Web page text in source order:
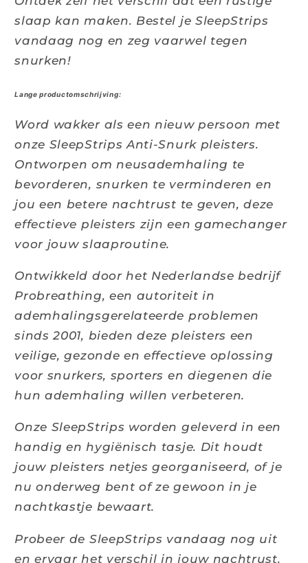
slaap kan maken. Bestel je SleepStrips
vandaag nog en zeg vaarwel tegen
snurken!
Lange productomschrijving:
Word wakker als een nieuw persoon met
onze SleepStrips Anti-Snurk pleisters.
Ontworpen om neusademhaling te
bevorderen, snurken te verminderen en
jou een betere nachtrust te geven, deze
effectieve pleisters zijn een gamechanger
voor jouw slaaproutine.
Ontwikkeld door het Nederlandse bedrijf
Probreathing, een autoriteit in
ademhalingsgerelateerde problemen
sinds 2001, bieden deze pleisters een
veilige, gezonde en effectieve oplossing
voor snurkers, sporters en diegenen die
hun ademhaling willen verbeteren.
Onze SleepStrips worden geleverd in een
handig en hygiënisch tasje. Dit houdt
jouw pleisters netjes georganiseerd, of je
nu onderweg bent of ze gewoon in je
nachtkastje bewaart.
Probeer de SleepStrips vandaag nog uit
en ervaar het verschil in jouw nachtrust.